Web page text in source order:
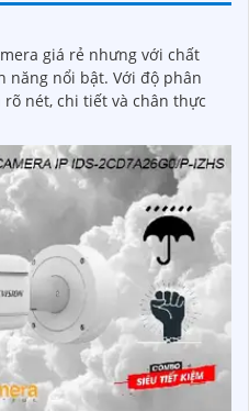
giá rẻ nhưng với chất
bật. Với độ phân
nét, chi tiết và chân thực